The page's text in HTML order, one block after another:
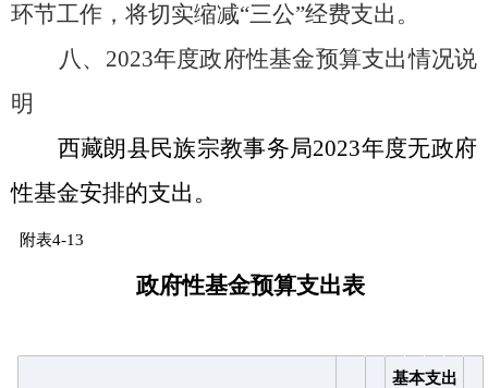
环节工作， 将切实缩减“三公”经费支出。
八、 2023年度政府性基金预算支出情况说
明
西藏朗县民族宗教事务局2023年度无政府
性基金安排的支出。
附表4-13
政府性基金预算支出表
基本支出